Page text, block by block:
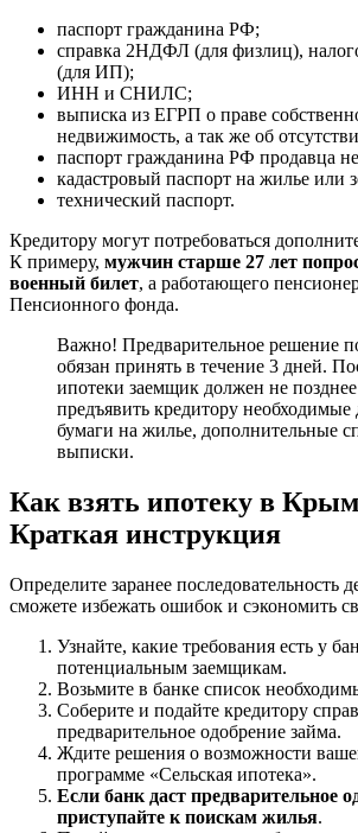
паспорт гражданина РФ;
справка 2НДФЛ (для физлиц),
(для ИП);
ИНН и СНИЛС;
выписка из ЕГРП о праве
недвижимость, а так же об
паспорт гражданина РФ продавца
кадастровый паспорт на жилье или
технический паспорт.
Кредитору могут потребоваться
К примеру, мужчин старше 27 лет
военный билет, а работающего
Пенсионного фонда.
Важно! Предварительное решение
обязан принять в течение 3 дней.
ипотеки заемщик должен не
предъявить кредитору
бумаги на жилье, дополнительные
выписки.
Как взять ипотеку в
Краткая инструкция
Определите заранее последовательность
сможете избежать ошибок и сэкономить
Узнайте, какие требования есть у
потенциальным заемщикам.
Возьмите в банке список
Соберите и подайте кредитору
предварительное одобрение займа.
Ждите решения о возможности
программе «Сельская ипотека».
Если банк даст предварительное
приступайте к поискам жилья.